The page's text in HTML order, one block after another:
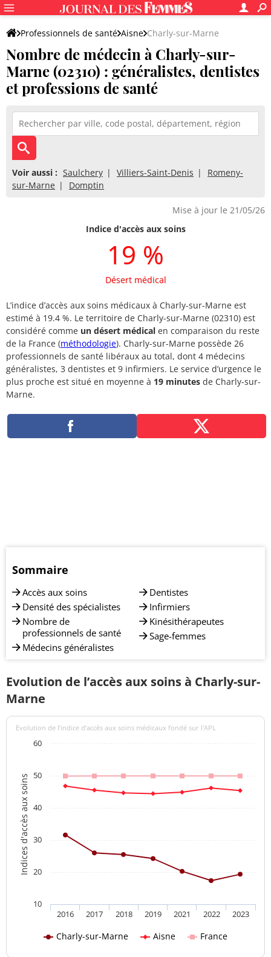
Professionnels de santé Aisne Charly-sur-Marne
Nombre de médecin à Charly-sur-
Marne (02310) : généralistes, dentistes
et professions de santé
Voir aussi : Saulchery Villiers-Saint-Denis
Romeny-
sur-Marne
Domptin
Mise à jour le 21/05/26
Indice d'accès aux soins
19 %
Désert médical
L’indice d’accès aux soins médicaux à Charly-sur-Marne est
estimé à 19.4 %. Le territoire de Charly-sur-Marne (02310) est
considéré comme un désert médical en comparaison du reste
de la France (méthodologie). Charly-sur-Marne possède 26
professionnels de santé libéraux au total, dont 4 médecins
généralistes, 3 dentistes et 9 infirmiers. Le service d’urgence le
plus proche est situé en moyenne à 19 minutes de Charly-sur-
Marne.
Sommaire
Accès aux soins
Densité des spécialistes
Nombre de
professionnels de santé
Médecins généralistes
Dentistes
Infirmiers
Kinésithérapeutes
Sage-femmes
Evolution de l’accès aux soins à Charly-sur-
Marne
Indices d'accès aux soins
Evolution de l’indice d’accès aux soins médicaux fondé sur l'APL
Charly-sur-Marne Aisne France
2016 2017 2018 2019 2021 2022 2023
10
20
30
40
50
60